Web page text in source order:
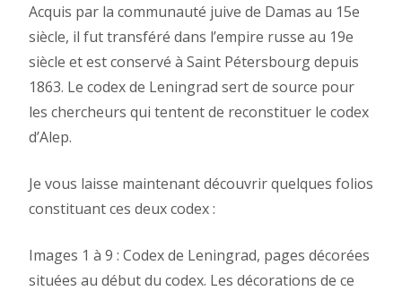
Acquis par la communauté juive de Damas au 15e
siècle, il fut transféré dans l’empire russe au 19e
siècle et est conservé à Saint Pétersbourg depuis
1863. Le codex de Leningrad sert de source pour
les chercheurs qui tentent de reconstituer le codex
d’Alep.
Je vous laisse maintenant découvrir quelques folios
constituant ces deux codex :
Images 1 à 9 : Codex de Leningrad, pages décorées
situées au début du codex. Les décorations de ce